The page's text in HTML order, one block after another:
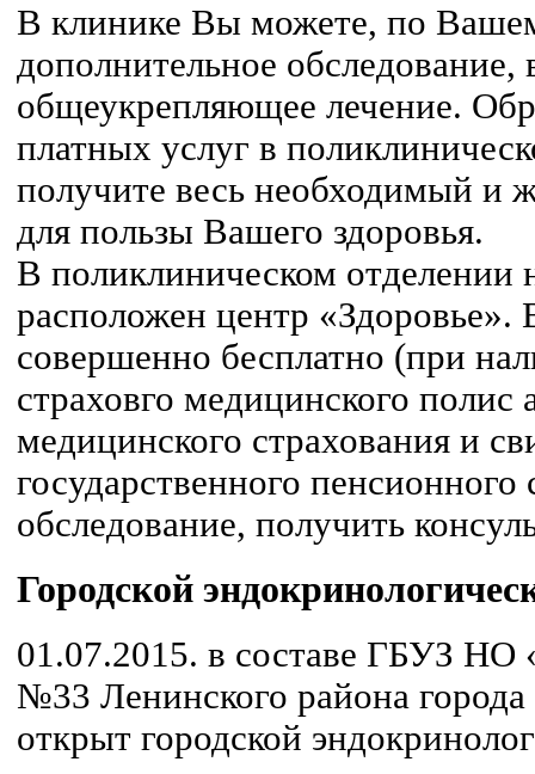
В клинике Вы можете, по
дополнительное обследование,
общеукрепляющее лечение.
платных услуг в
получите весь необходимый и
для пользы Вашего здоровья.
В поликлиническом отделении
расположен центр
совершенно бесплатно (при
страховго медицинского полис
медицинского страхования и
государственного
обследование, получить
Городской
01.07.2015. в составе ГБУЗ НО
№33 Ленинского района
открыт городской